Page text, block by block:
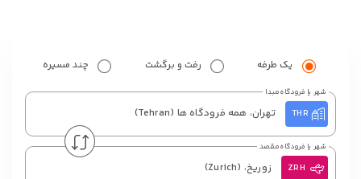
یک طرفه رفت و برگشت چند مسیره
THR تهران، همه فرودگاه ها (Tehran)
شهر یا فرودگاه مبدا
ZRH زوریخ، (Zurich)
شهر یا فرودگاه مقصد